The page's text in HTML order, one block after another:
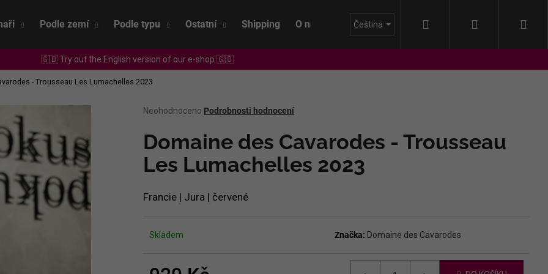
Podle zemí Podle typu Ostatní Shipping O nás BlogČeština Přihlášení
🇬🇧 Try out the English version of our e-shop 🇬🇧
- Trousseau Les Lumachelles 2023
Průměrné
produktu
je
0,0
hvězdiček.
Neohodnoceno Podrobnosti hodnocení
Domaine des Cavarodes - Trousseau
Les Lumachelles 2023
Francie | Jura | červené
Skladem Značka: Domaine des Cavarodes
Co potřebujete najít?
HLEDAT
Doporučujeme
CHRISTIAN TSCHIDA - HIMMEL AUF